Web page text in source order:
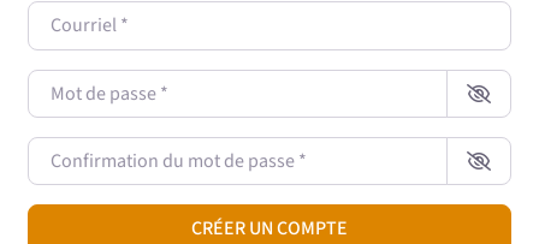
Courriel *
Mot de passe
Confirmation du mot de passe
CRÉER UN COMPTE